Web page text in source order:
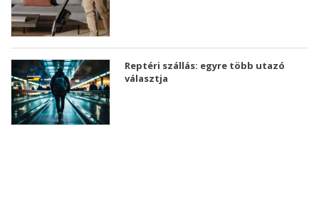
Reptéri szállás: egyre több utazó
választja